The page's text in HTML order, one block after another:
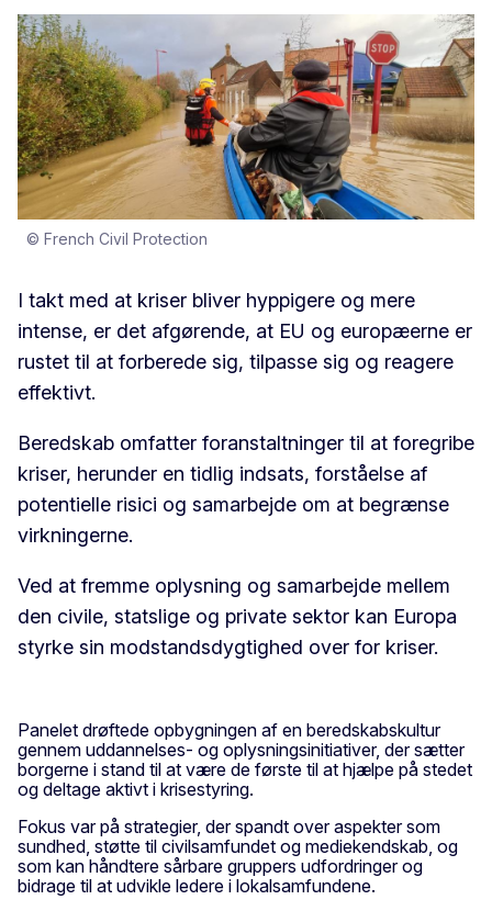
I takt med at kriser bliver hyppigere og mere
intense, er det afgørende, at EU og europæerne er
rustet til at forberede sig, tilpasse sig og reagere
effektivt.
Beredskab omfatter foranstaltninger til at foregribe
kriser, herunder en tidlig indsats, forståelse af
potentielle risici og samarbejde om at begrænse
virkningerne.
Ved at fremme oplysning og samarbejde mellem
den civile, statslige og private sektor kan Europa
styrke sin modstandsdygtighed over for kriser.
© French Civil Protection
Panelet drøftede opbygningen af en beredskabskultur
gennem uddannelses- og oplysningsinitiativer, der sætter
borgerne i stand til at være de første til at hjælpe på stedet
og deltage aktivt i krisestyring.
Fokus var på strategier, der spandt over aspekter som
sundhed, støtte til civilsamfundet og mediekendskab, og
som kan håndtere sårbare gruppers udfordringer og
bidrage til at udvikle ledere i lokalsamfundene.